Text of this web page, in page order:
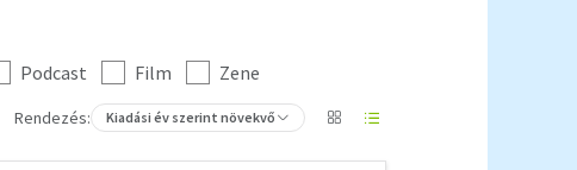
Podcast Film
Zene
Rendezés: Kiadási év szerint növekvő